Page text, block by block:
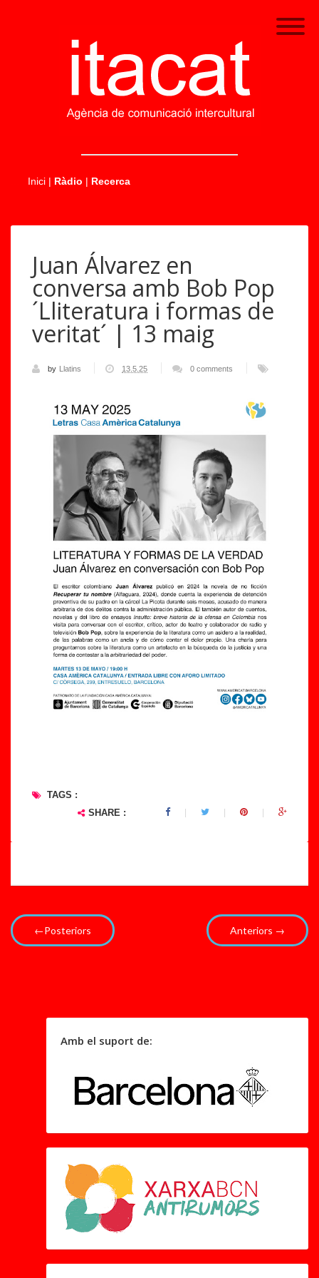
Inici | Ràdio | Recerca
Juan Álvarez en
conversa amb Bob Pop
´Lliteratura i formas de
veritat´ | 13 maig
by Llatins 13.5.25 0 comments
TAGS :
SHARE :
←Posteriors Anteriors →
Amb el suport de: